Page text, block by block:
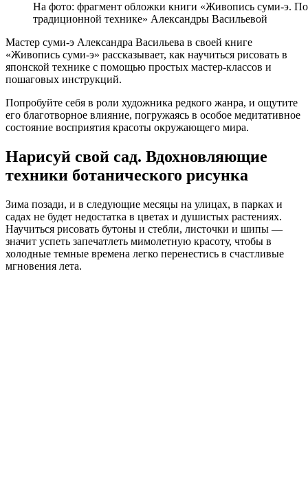
На фото: фрагмент обложки книги «Живопись суми-э.
традиционной технике» Александры Васильевой
Мастер суми-э Александра Васильева в своей книге
«Живопись суми-э» рассказывает, как научиться рисовать в
японской технике с помощью простых мастер-классов и
пошаговых инструкций.
Попробуйте себя в роли художника редкого жанра, и ощутите
его благотворное влияние, погружаясь в особое медитативное
состояние восприятия красоты окружающего мира.
Нарисуй свой сад. Вдохновляющие
техники ботанического рисунка
Зима позади, и в следующие месяцы на улицах, в парках и
садах не будет недостатка в цветах и душистых растениях.
Научиться рисовать бутоны и стебли, листочки и шипы —
значит успеть запечатлеть мимолетную красоту, чтобы в
холодные темные времена легко перенестись в счастливые
мгновения лета.